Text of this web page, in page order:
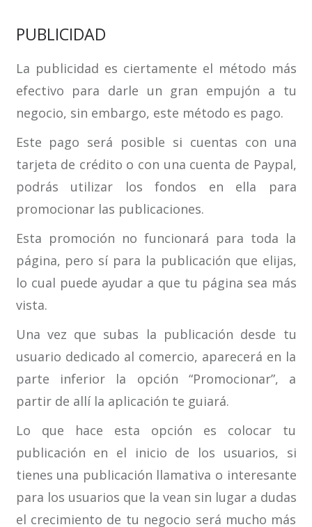
PUBLICIDAD
La publicidad es ciertamente el método más
efectivo para darle un gran empujón a tu
negocio, sin embargo, este método es pago.
Este pago será posible si cuentas con una
tarjeta de crédito o con una cuenta de Paypal,
podrás utilizar los fondos en ella para
promocionar las publicaciones.
Esta promoción no funcionará para toda la
página, pero sí para la publicación que elijas,
lo cual puede ayudar a que tu página sea más
vista.
Una vez que subas la publicación desde tu
usuario dedicado al comercio, aparecerá en la
parte inferior la opción “Promocionar”, a
partir de allí la aplicación te guiará.
Lo que hace esta opción es colocar tu
publicación en el inicio de los usuarios, si
tienes una publicación llamativa o interesante
para los usuarios que la vean sin lugar a dudas
el crecimiento de tu negocio será mucho más